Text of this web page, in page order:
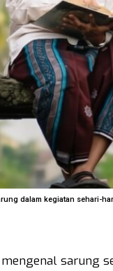
dalam kegiatan sehari-
sarung